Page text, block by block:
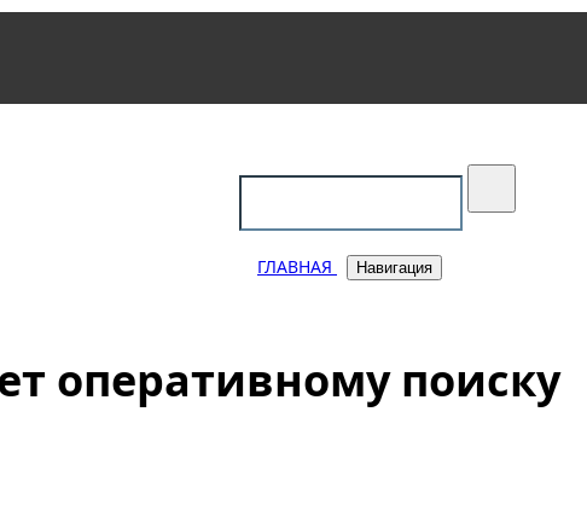
ГЛАВНАЯ Навигация
оперативному поиску